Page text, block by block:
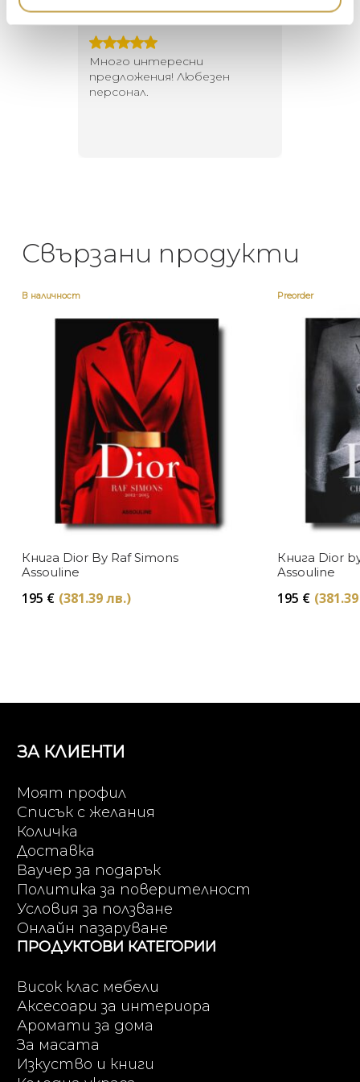
Много интересни
предложения! Любезен
персонал.
Свързани продукти
В наличност
Книга Dior By Raf Simons
Assouline
195 € (381.39 лв.)
Preorder
Книга Dior
Assouline
195 €
ЗА КЛИЕНТИ
Моят профил
Списък с желания
Количка
Доставка
Ваучер за подарък
Политика за поверителност
Условия за ползване
Онлайн пазаруване
ПРОДУКТОВИ КАТЕГОРИИ
Висок клас мебели
Аксесоари за интериора
Аромати за дома
За масата
Изкуство и книги
DUTCHBONE